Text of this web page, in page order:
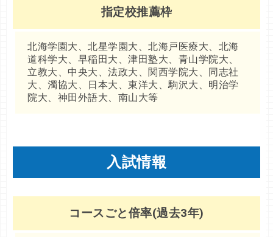
指定校推薦枠
北海学園大、北星学園大、北海戸医療大、北海
道科学大、早稲田大、津田塾大、青山学院大、
立教大、中央大、法政大、関西学院大、同志社
大、濁協大、日本大、東洋大、駒沢大、明治学
院大、神田外語大、南山大等
入試情報
コースごと倍率(過去3年)